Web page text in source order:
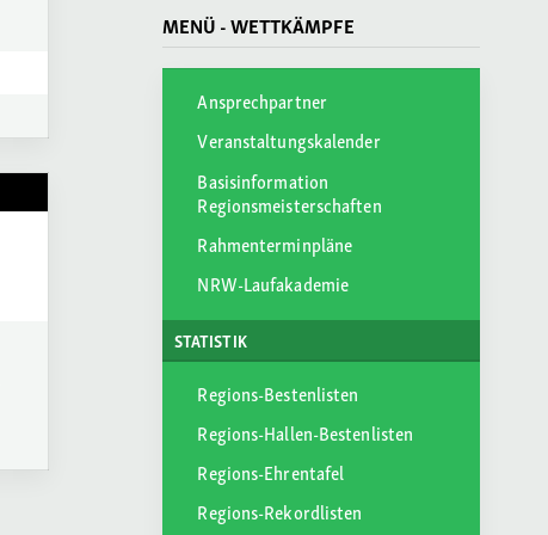
MENÜ - WETTKÄMPFE
Ansprechpartner
Veranstaltungskalender
Basisinformation
Regionsmeisterschaften
Rahmenterminpläne
NRW-Laufakademie
STATISTIK
Regions-Bestenlisten
Regions-Hallen-Bestenlisten
Regions-Ehrentafel
Regions-Rekordlisten